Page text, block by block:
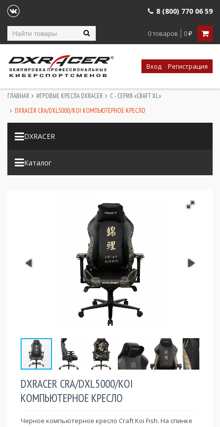
8 (800) 770 06 59
0 товаров 0₽
Вход Регистрация
DXRACER
ГЛАВНАЯ ИГРОВЫЕ КРЕСЛА DXRACER
C - СЕРИЯ «CRAFT XL»
DXRACER CRA/DXL5000/KOI КОМПЬЮТЕРНОЕ КРЕСЛО
Каталог
DXRACER CRA/DXL5000/KOI
КОМПЬЮТЕРНОЕ КРЕСЛО
Черное компьютерное кресло Craft Koi Fish. На спинке